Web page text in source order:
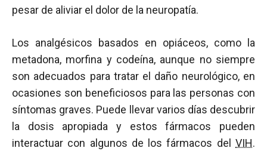
pesar de aliviar el dolor de la neuropatía.
Los analgésicos basados en opiáceos, como la
metadona, morfina y codeína, aunque no siempre
son adecuados para tratar el daño neurológico, en
ocasiones son beneficiosos para las personas con
síntomas graves. Puede llevar varios días descubrir
la dosis apropiada y estos fármacos pueden
interactuar con algunos de los fármacos del VIH.